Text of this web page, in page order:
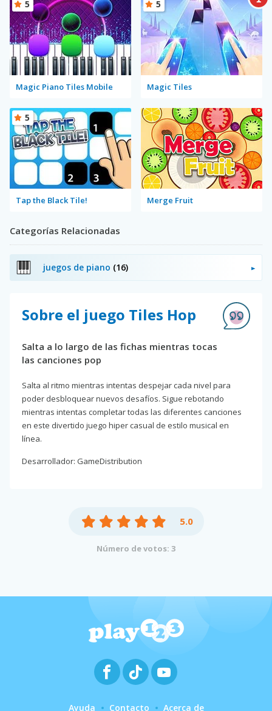
Magic Piano Tiles Mobile
5
Magic Tiles
5
Tap the Black Tile!
5
Merge Fruit
Categorías Relacionadas
juegos de piano (16)
Sobre el juego Tiles Hop
Salta a lo largo de las fichas mientras tocas
las canciones pop
Salta al ritmo mientras intentas despejar cada nivel para
poder desbloquear nuevos desafíos. Sigue rebotando
mientras intentas completar todas las diferentes canciones
en este divertido juego hiper casual de estilo musical en
línea.
Desarrollador: GameDistribution
5.0
Número de votos: 3
Ayuda Contacto Acerca de